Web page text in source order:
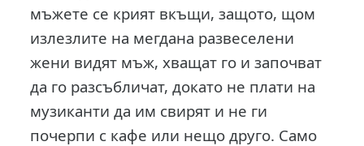
мъжете се крият вкъщи, защото, щом
излезлите на мегдана развеселени
жени видят мъж, хващат го и започват
да го разсъбличат, докато не плати на
музиканти да им свирят и не ги
почерпи с кафе или нещо друго. Само